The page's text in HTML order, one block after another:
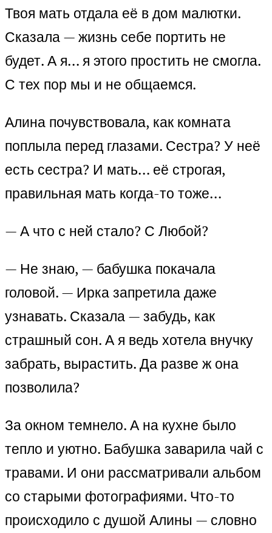
Твоя мать отдала её в дом малютки.
Сказала — жизнь себе портить не
будет. А я… я этого простить не смогла.
С тех пор мы и не общаемся.
Алина почувствовала, как комната
поплыла перед глазами. Сестра? У неё
есть сестра? И мать… её строгая,
правильная мать когда-то тоже…
— А что с ней стало? С Любой?
— Не знаю, — бабушка покачала
головой. — Ирка запретила даже
узнавать. Сказала — забудь, как
страшный сон. А я ведь хотела внучку
забрать, вырастить. Да разве ж она
позволила?
За окном темнело. А на кухне было
тепло и уютно. Бабушка заварила чай с
травами. И они рассматривали альбом
со старыми фотографиями. Что-то
происходило с душой Алины — словно